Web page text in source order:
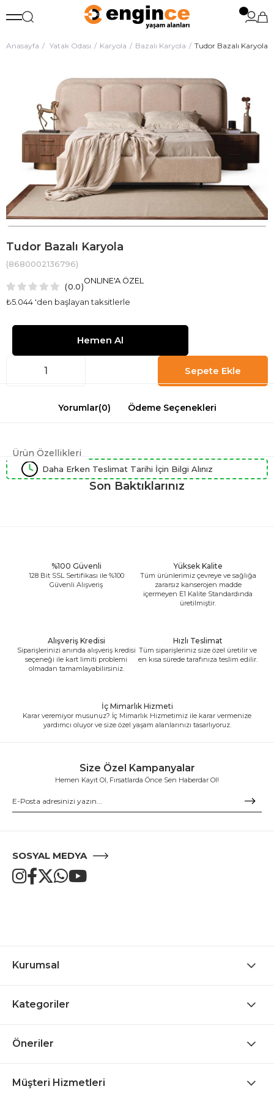
Anasayfa Yatak Odası Karyola Bazalı Karyola Tudor Bazalı Karyola
Tudor Bazalı Karyola
(8680002136796)
0.0
₺5.044 'den başlayan taksitlerle
ONLINE'A ÖZEL
Yorumlar(0) Ödeme Seçenekleri
Ürün Özellikleri
Daha Erken Teslimat Tarihi İçin Bilgi Alınız
Son Baktıklarınız
%100 Güvenli
128 Bit SSL Sertifikası ile %100
Güvenli Alışveriş
Yüksek Kalite
Tüm ürünlerimiz çevreye ve sağlığa
zararsız kanserojen madde
içermeyen E1 Kalite Standardında
üretilmiştir.
Alışveriş Kredisi
Siparişlerinizi anında alışveriş kredisi
seçeneği ile kart limiti problemi
olmadan tamamlayabilirsiniz.
Hızlı Teslimat
Tüm siparişleriniz size özel üretilir ve
en kısa sürede tarafınıza teslim edilir.
İç Mimarlık Hizmeti
Karar veremiyor musunuz? İç Mimarlık Hizmetimiz ile karar vermenize
yardımcı oluyor ve size özel yaşam alanlarınızı tasarlıyoruz.
Size Özel Kampanyalar
Hemen Kayıt Ol, Fırsatlarda Önce Sen Haberdar Ol!
SOSYAL MEDYA
Kurumsal
Kategoriler
Öneriler
Müşteri Hizmetleri